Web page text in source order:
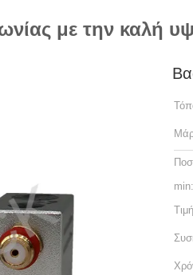
με την καλή
min: